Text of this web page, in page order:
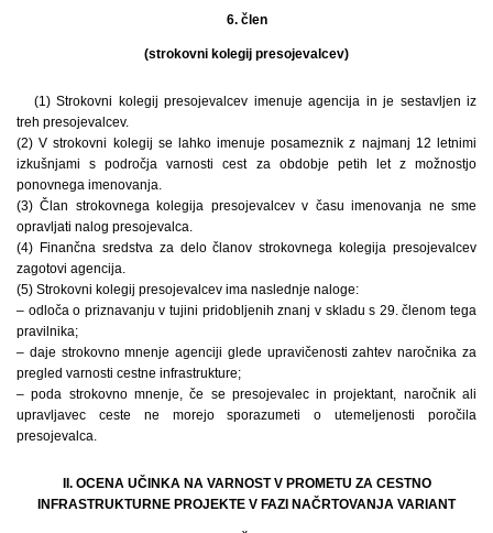
6. člen
(strokovni kolegij presojevalcev)
(1) Strokovni kolegij presojevalcev imenuje agencija in je sestavljen iz
treh presojevalcev.
(2) V strokovni kolegij se lahko imenuje posameznik z najmanj 12 letnimi
izkušnjami s področja varnosti cest za obdobje petih let z možnostjo
ponovnega imenovanja.
(3) Član strokovnega kolegija presojevalcev v času imenovanja ne sme
opravljati nalog presojevalca.
(4) Finančna sredstva za delo članov strokovnega kolegija presojevalcev
zagotovi agencija.
(5) Strokovni kolegij presojevalcev ima naslednje naloge:
– odloča o priznavanju v tujini pridobljenih znanj v skladu s 29. členom tega
pravilnika;
– daje strokovno mnenje agenciji glede upravičenosti zahtev naročnika za
pregled varnosti cestne infrastrukture;
– poda strokovno mnenje, če se presojevalec in projektant, naročnik ali
upravljavec ceste ne morejo sporazumeti o utemeljenosti poročila
presojevalca.
II. OCENA UČINKA NA VARNOST V PROMETU ZA CESTNO
INFRASTRUKTURNE PROJEKTE V FAZI NAČRTOVANJA VARIANT